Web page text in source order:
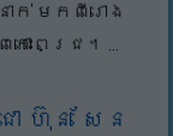
ក់ មកពីរោង
ោះពេជ្រ។ ...
ហ៊ុន សែន